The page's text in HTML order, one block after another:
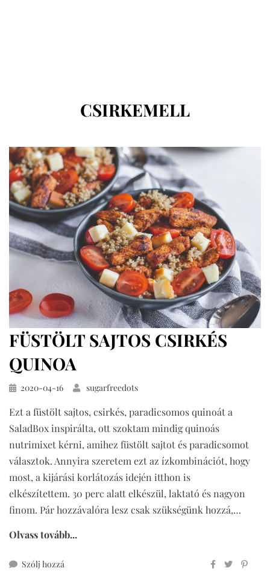
CÍMKE
:
CSIRKEMELL
FÜSTÖLT SAJTOS CSIRKÉS
QUINOA
Közzétéve
2020-04-16 sugarfreedots
Ezt a füstölt sajtos, csirkés, paradicsomos quinoát a
SaladBox inspirálta, ott szoktam mindig quinoás
nutrimixet kérni, amihez füstölt sajtot és paradicsomot
választok. Annyira szeretem ezt az ízkombinációt, hogy
most, a kijárási korlátozás idején itthon is
elkészítettem. 30 perc alatt elkészül, laktató és nagyon
finom. Pár hozzávalóra lesz csak szükségünk hozzá,…
Olvass tovább...
Szólj hozzá